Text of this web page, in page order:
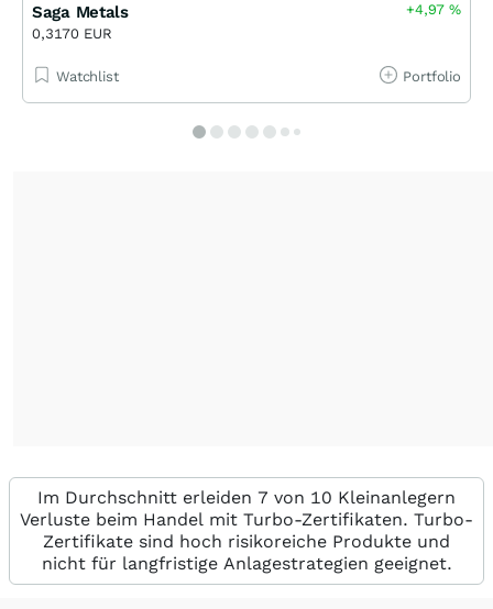
Saga Metals
0,3170 EUR
+4,97%
Watchlist Portfolio
Im Durchschnitt erleiden 7 von 10 Kleinanlegern
Verluste beim Handel mit Turbo-Zertifikaten. Turbo-
Zertifikate sind hoch risikoreiche Produkte und
nicht für langfristige Anlagestrategien geeignet.